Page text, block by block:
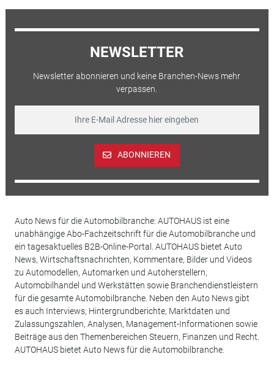
NEWSLETTER
Newsletter abonnieren und keine Branchen-News mehr
verpassen.
ABONNIEREN
Auto News für die Automobilbranche: AUTOHAUS ist eine
unabhängige Abo-Fachzeitschrift für die Automobilbranche und
ein tagesaktuelles B2B-Online-Portal. AUTOHAUS bietet Auto
News, Wirtschaftsnachrichten, Kommentare, Bilder und Videos
zu Automodellen, Automarken und Autoherstellern,
Automobilhandel und Werkstätten sowie Branchendienstleistern
für die gesamte Automobilbranche. Neben den Auto News gibt
es auch Interviews, Hintergrundberichte, Marktdaten und
Zulassungszahlen, Analysen, Management-Informationen sowie
Beiträge aus den Themenbereichen Steuern, Finanzen und Recht.
AUTOHAUS bietet Auto News für die Automobilbranche.